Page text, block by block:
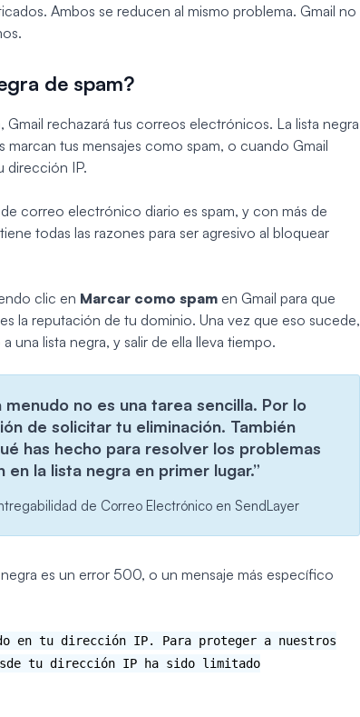
Ambos se reducen al mismo problema. Gmail no
de spam?
rechazará tus correos electrónicos. La lista negra
tus mensajes como spam, o cuando Gmail
dirección IP.
correo electrónico diario es spam, y con más de
todas las razones para ser agresivo al bloquear
clic en Marcar como spam en Gmail para que
la reputación de tu dominio. Una vez que eso sucede,
lista negra, y salir de ella lleva tiempo.
menudo no es una tarea sencilla. Por lo
de solicitar tu eliminación. También
has hecho para resolver los problemas
en la lista negra en primer lugar.”
de Correo Electrónico en SendLayer
es un error 500, o un mensaje más específico
en tu dirección IP. Para proteger a nuestros
tu dirección IP ha sido limitado